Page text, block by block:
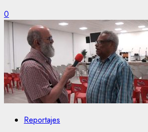
0
Reportajes